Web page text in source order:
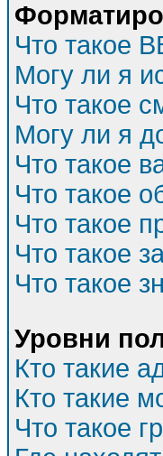
Что такое
Могу ли я
Что такое
Могу ли я
Что такое
Что такое
Что такое
Что такое
Что такое
Уровни
Кто такие
Кто такие
Что такое